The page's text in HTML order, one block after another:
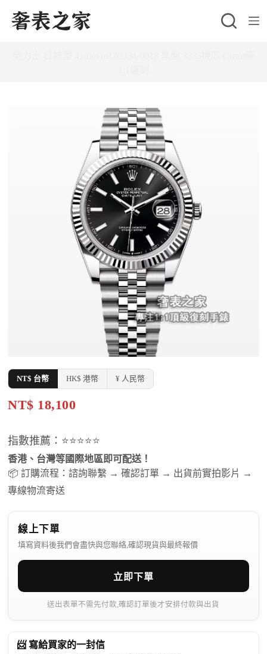
跳
至
NT$ 台幣 HK$ 港幣 ¥ 人民幣
NT$ 18,100
指數推薦：⭐⭐⭐⭐⭐
香港、台灣等國際地區即可配送！
📦 訂購流程：諮詢聯繫 → 確認訂單 → 出貨前實拍影片 →
專線物流寄送
線上下單
填寫資料後我們會盡快與您聯絡,確認現貨與最終報價
立即下單
送出表單不需先付款,確認訂單後才安排付款與出貨
📨 寫給買家的一封信